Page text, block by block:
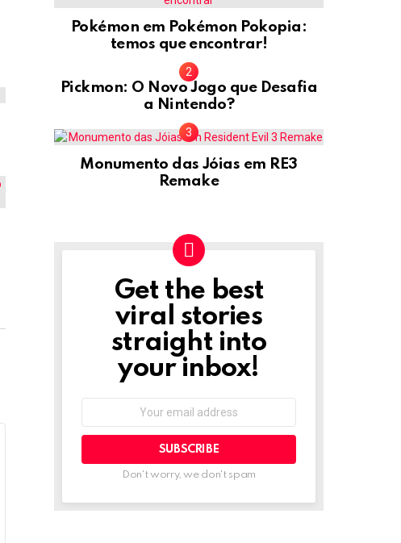
Pokémon em Pokémon Pokopia:
temos que encontrar!
Pickmon: O Novo Jogo que Desafia
a Nintendo?
Monumento das Jóias em RE3
Remake
NEWSLETTER
Get the best
viral stories
straight into
your inbox!
Don't worry, we don't spam